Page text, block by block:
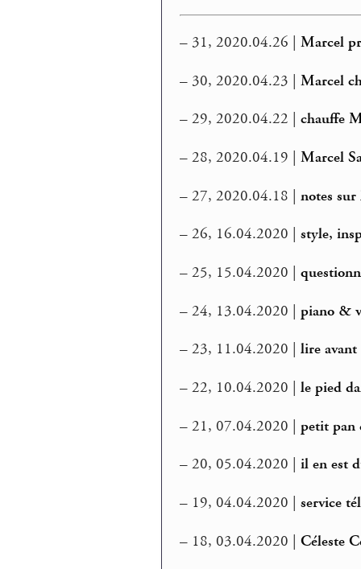
– 31, 2020.04.26 |Marcel
– 30, 2020.04.23 |Marcel
– 29, 2020.04.22 |chauffe
– 28, 2020.04.19 |Marcel
– 27, 2020.04.18 |notes
– 26, 16.04.2020 |style,
– 25, 15.04.2020 |
– 24, 13.04.2020 |piano &
– 23, 11.04.2020 |lire
– 22, 10.04.2020 |le pied
– 21, 07.04.2020 |petit pan
– 20, 05.04.2020 |il en est
– 19, 04.04.2020 |service
– 18, 03.04.2020 |Céleste